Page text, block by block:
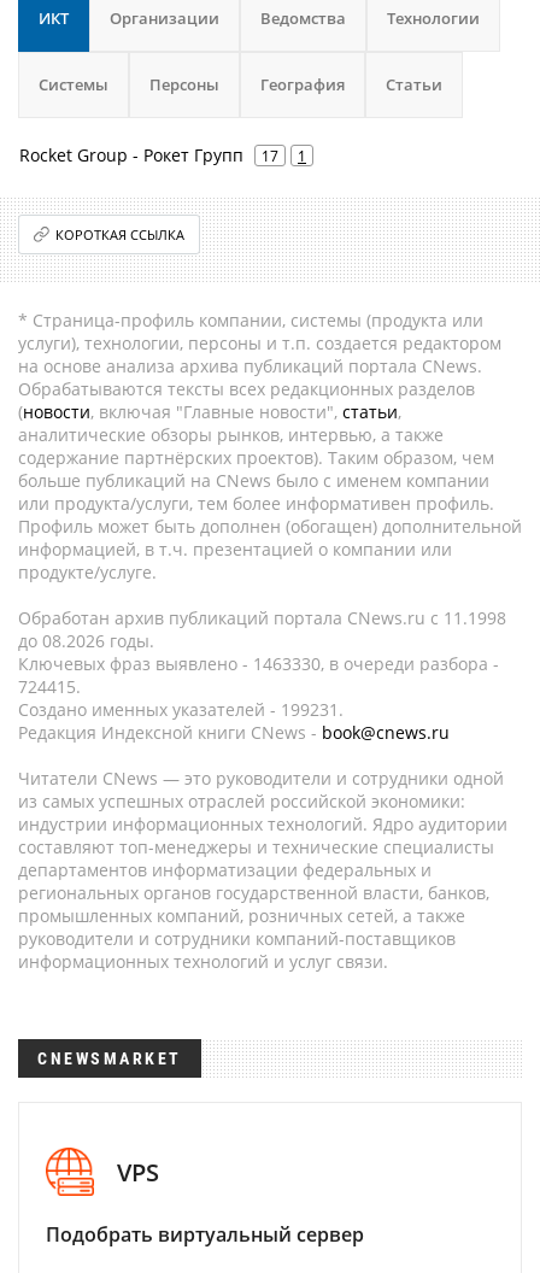
ИКТ Организации Ведомства Технологии
Системы Персоны География Статьи
Rocket Group - Рокет Групп 17 1
КОРОТКАЯ ССЫЛКА
* Страница-профиль компании, системы (продукта или
услуги), технологии, персоны и т.п. создается редактором
на основе анализа архива публикаций портала CNews.
Обрабатываются тексты всех редакционных разделов
(новости, включая "Главные новости", статьи,
аналитические обзоры рынков, интервью, а также
содержание партнёрских проектов). Таким образом, чем
больше публикаций на CNews было с именем компании
или продукта/услуги, тем более информативен профиль.
Профиль может быть дополнен (обогащен) дополнительной
информацией, в т.ч. презентацией о компании или
продукте/услуге.
Обработан архив публикаций портала CNews.ru c 11.1998
до 08.2026 годы.
Ключевых фраз выявлено - 1463330, в очереди разбора -
724415.
Создано именных указателей - 199231.
Редакция Индексной книги CNews - book@cnews.ru
Читатели CNews — это руководители и сотрудники одной
из самых успешных отраслей российской экономики:
индустрии информационных технологий. Ядро аудитории
составляют топ-менеджеры и технические специалисты
департаментов информатизации федеральных и
региональных органов государственной власти, банков,
промышленных компаний, розничных сетей, а также
руководители и сотрудники компаний-поставщиков
информационных технологий и услуг связи.
CNEWSMARKET
VPS
Подобрать виртуальный сервер